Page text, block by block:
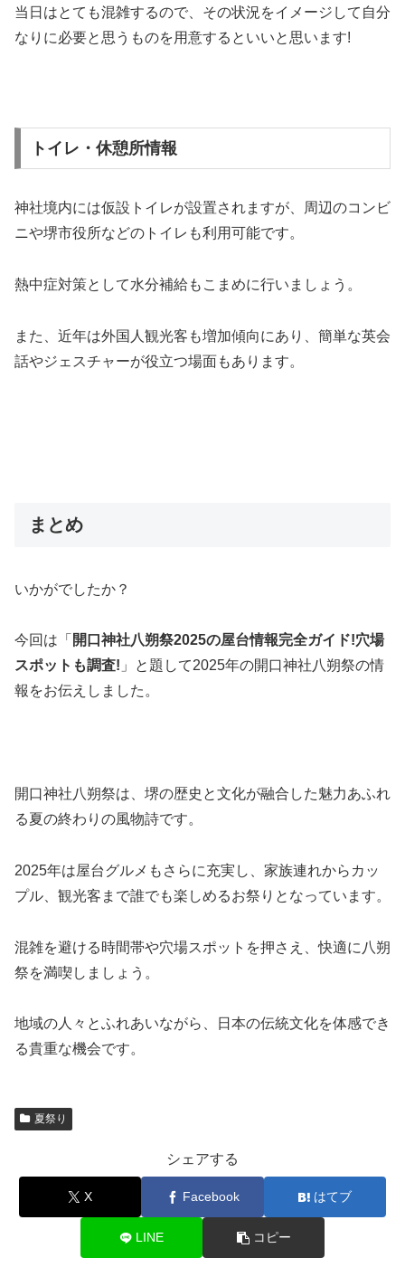
当日はとても混雑するので、その状況をイメージして自分
なりに必要と思うものを用意するといいと思います!
トイレ・休憩所情報
神社境内には仮設トイレが設置されますが、周辺のコンビ
ニや堺市役所などのトイレも利用可能です。
熱中症対策として水分補給もこまめに行いましょう。
また、近年は外国人観光客も増加傾向にあり、簡単な英会
話やジェスチャーが役立つ場面もあります。
まとめ
いかがでしたか？
今回は「 開口神社八朔祭2025の屋台情報完全ガイド!穴場
スポットも調査! 」と題して2025年の開口神社八朔祭の情
報をお伝えしました。
開口神社八朔祭は、堺の歴史と文化が融合した魅力あふれ
る夏の終わりの風物詩です。
2025年は屋台グルメもさらに充実し、家族連れからカッ
プル、観光客まで誰でも楽しめるお祭りとなっています。
混雑を避ける時間帯や穴場スポットを押さえ、快適に八朔
祭を満喫しましょう。
地域の人々とふれあいながら、日本の伝統文化を体感でき
る貴重な機会です。
夏祭り
シェアする
X Facebook はてブ
LINE コピー